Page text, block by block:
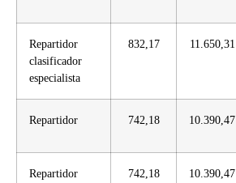
Repartidor
clasificador
especialista
832,17 11.650,31
Repartidor 742,18 10.390,47
Repartidor
742,18 10.390,47